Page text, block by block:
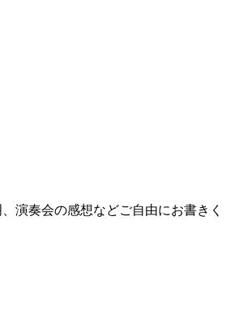
演奏会の感想などご自由にお書きく